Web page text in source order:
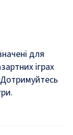
для
іграх